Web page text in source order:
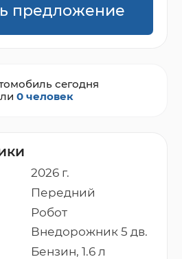
2026 г.
Передний
Робот
Внедорожник 5 дв.
Бензин, 1.6 л
предложение
сегодня
0 человек